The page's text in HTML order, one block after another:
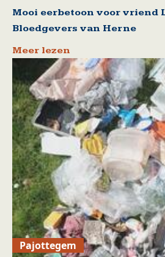
Mooi eerbetoon voor vriend
Bloedgevers van Herne
Meer lezen
Pajottegem